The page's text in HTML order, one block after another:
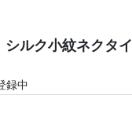
シルク小紋ネクタ
録中